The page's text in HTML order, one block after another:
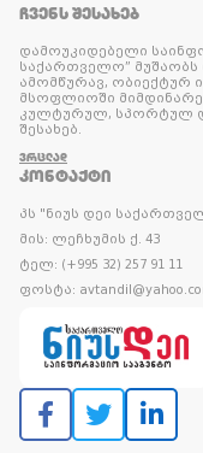
ᲩᲕᲔᲜᲡ ᲨᲔᲡᲐᲮᲔᲑ
დამოუკიდებელი
საქართველო”
ამომწურავ, ობიექტურ
მსოფლიოში
კულტურულ, სპორტულ
შესახებ.
ᲕᲠᲪᲚᲐᲓ
ᲙᲝᲜᲢᲐᲥᲢᲘ
პს "ნიუს დეი
მის: ლეჩხუმის ქ. 43
ტელ: (+995 32) 257 91 11
ფოსტა: